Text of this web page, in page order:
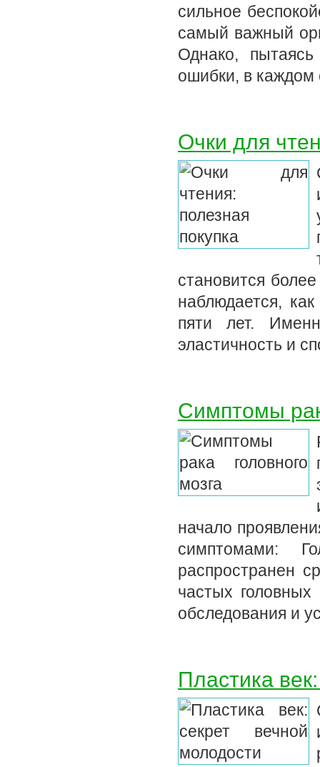
сильное
самый важный
Однако,
ошибки, в
Очки для
становится
наблюдается,
пяти лет.
эластичность и
Симптомы
начало
симптомами:
распространен
частых
обследования и
Пластика